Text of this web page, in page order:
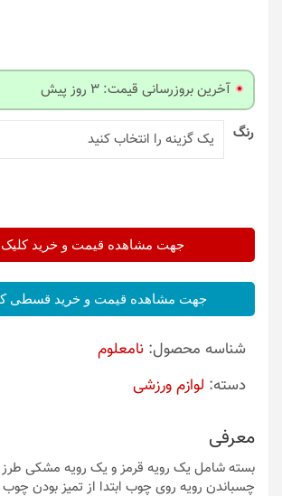
آخرین بروزرسانی قیمت: 3 روز پیش
رنگ
جهت مشاهده قیمت و خرید کلیک
جهت مشاهده قیمت و خرید قسطی
شناسه محصول: نامعلوم
دسته: لوازم ورزشی
معرفی
بسته شامل یک رویه قرمز و یک رویه مشکی طرز
چسباندن رویه روی چوب ابتدا از تمیز بودن